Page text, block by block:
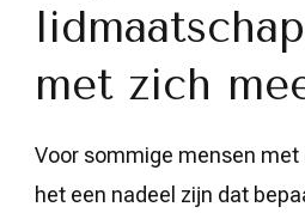
met zich
Voor sommige mensen met
het een nadeel zijn dat